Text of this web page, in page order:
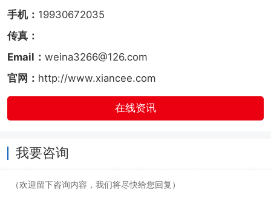
手机： 19930672035
传真：
Email： weina3266@126.com
官网： http://www.xiancee.com
在线资讯
我要咨询
（欢迎留下咨询内容，我们将尽快给您回复）